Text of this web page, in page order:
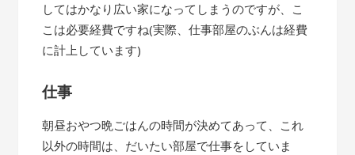
してはかなり広い家になってしまうのですが、こ
こは必要経費ですね(実際、仕事部屋のぶんは経費
に計上しています)
仕事
朝昼おやつ晩ごはんの時間が決めてあって、これ
以外の時間は、だいたい部屋で仕事をしていま